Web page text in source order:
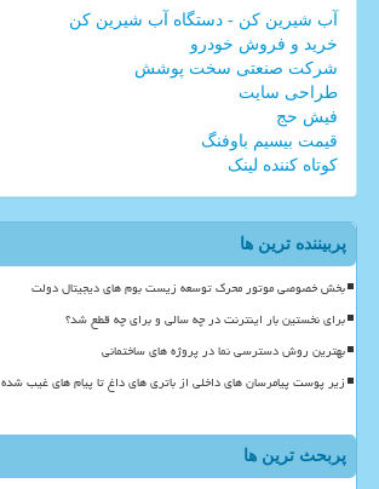
آب شیرین کن - دستگاه آب شیرین کن
خرید و فروش خودرو
شرکت صنعتی سخت پوشش
طراحی سایت
فیش حج
قیمت بیسیم باوفنگ
کوتاه کننده لینک
پربیننده ترین ها
بخش خصوصی موتور محرک توسعه زیست بوم های دیجیتال دولت
برای نخستین بار اینترنت در چه سالی و برای چه قطع شد؟
بهترین روش دسترسی نما در پروژه های ساختمانی
زیر پوست پیامرسان های داخلی از باتری های داغ تا پیام های غیب شده
پربحث ترین ها